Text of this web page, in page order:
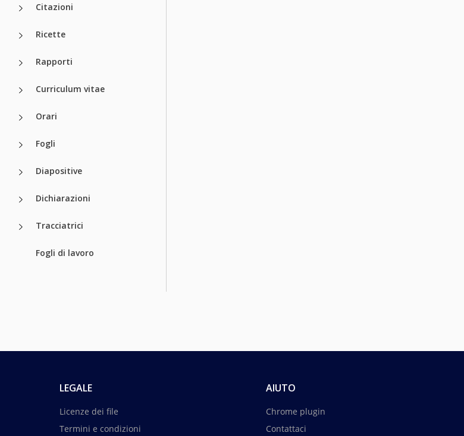
Citazioni
Ricette
Rapporti
Curriculum vitae
Orari
Fogli
Diapositive
Dichiarazioni
Tracciatrici
Fogli di lavoro
LEGALE
Licenze dei file
Termini e condizioni
AIUTO
Chrome plugin
Contattaci